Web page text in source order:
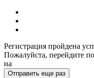
Регистрация пройдена
Пожалуйста, перейдите
на
Отправить еще раз